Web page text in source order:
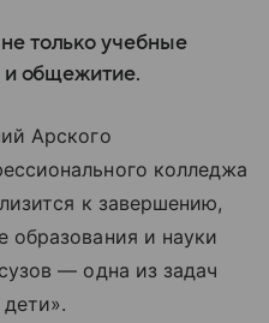
только учебные
и общежитие.
Арского
колледжа
к завершению,
образования и науки
— одна из задач